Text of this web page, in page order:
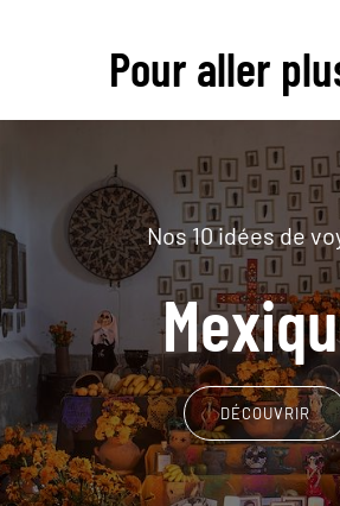
Pour aller
Nos 10 idées de
DÉCOUVRIR